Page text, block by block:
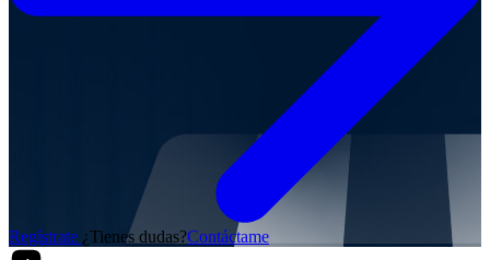
Regístrate ¿Tienes dudas?Contáctame